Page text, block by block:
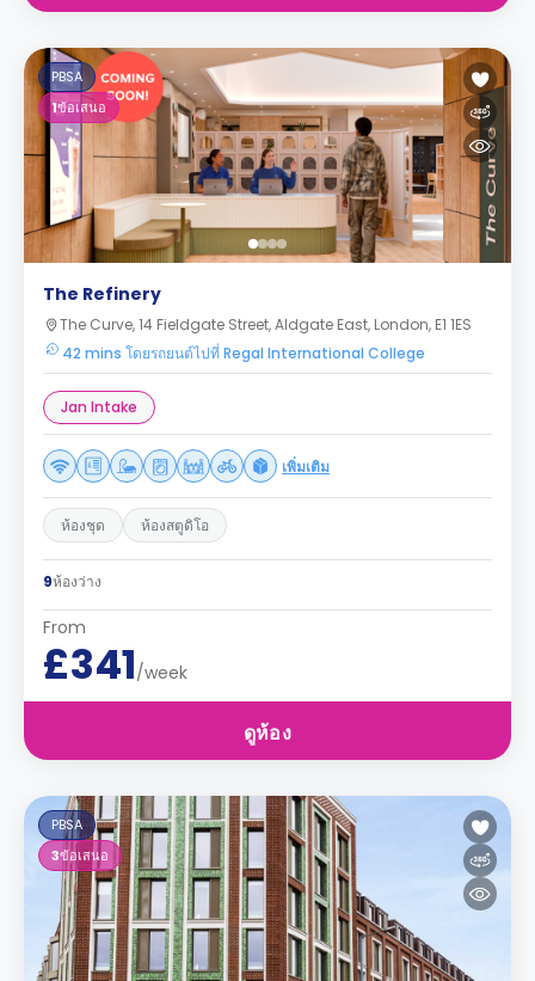
PBSA
1ข้อเสนอ
The Refinery
The Curve, 14 Fieldgate Street, Aldgate East, London, E1 1ES
42 mins โดยรถยนต์ไปที่ Regal International College
Jan Intake
เพิ่มเติม
ห้องชุด ห้องสตูดิโอ
9ห้องว่าง
From
£341/week
ดูห้อง
PBSA
3ข้อเสนอ